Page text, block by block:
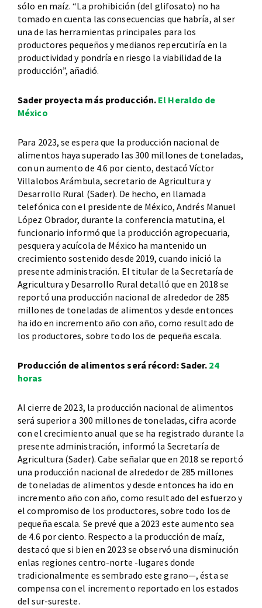
sólo en maíz. “La prohibición (del glifosato) no ha
tomado en cuenta las consecuencias que habría, al ser
una de las herramientas principales para los
productores pequeños y medianos repercutiría en la
productividad y pondría en riesgo la viabilidad de la
producción”, añadió.
Sader proyecta más producción. El Heraldo de
México
Para 2023, se espera que la producción nacional de
alimentos haya superado las 300 millones de toneladas,
con un aumento de 4.6 por ciento, destacó Víctor
Villalobos Arámbula, secretario de Agricultura y
Desarrollo Rural (Sader). De hecho, en llamada
telefónica con el presidente de México, Andrés Manuel
López Obrador, durante la conferencia matutina, el
funcionario informó que la producción agropecuaria,
pesquera y acuícola de México ha mantenido un
crecimiento sostenido desde 2019, cuando inició la
presente administración. El titular de la Secretaría de
Agricultura y Desarrollo Rural detalló que en 2018 se
reportó una producción nacional de alrededor de 285
millones de toneladas de alimentos y desde entonces
ha ido en incremento año con año, como resultado de
los productores, sobre todo los de pequeña escala.
Producción de alimentos será récord: Sader. 24
horas
Al cierre de 2023, la producción nacional de alimentos
será superior a 300 millones de toneladas, cifra acorde
con el crecimiento anual que se ha registrado durante la
presente administración, informó la Secretaría de
Agricultura (Sader). Cabe señalar que en 2018 se reportó
una producción nacional de alrededor de 285 millones
de toneladas de alimentos y desde entonces ha ido en
incremento año con año, como resultado del esfuerzo y
el compromiso de los productores, sobre todo los de
pequeña escala. Se prevé que a 2023 este aumento sea
de 4.6 por ciento. Respecto a la producción de maíz,
destacó que si bien en 2023 se observó una disminución
enlas regiones centro-norte -lugares donde
tradicionalmente es sembrado este grano—, ésta se
compensa con el incremento reportado en los estados
del sur-sureste.